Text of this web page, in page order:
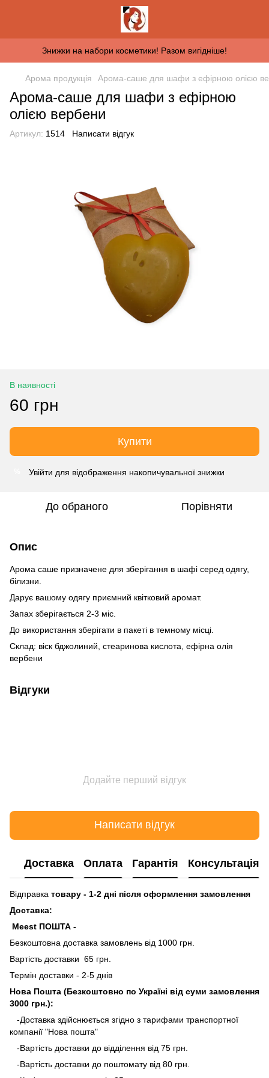
Знижки на набори косметики! Разом вигідніше!
Арома продукція Арома-саше для шафи з ефірною олією
Арома-саше для шафи з ефірною
олією вербени
Артикул: 1514 Написати відгук
В наявності
60 грн
Купити
Увійти для відображення накопичувальної знижки
До обраного Порівняти
Опис
Арома саше призначене для зберігання в шафі серед одягу,
білизни.
Дарує вашому одягу приємний квітковий аромат.
Запах зберігається 2-3 міс.
До використання зберігати в пакеті в темному місці.
Склад: віск бджолиний, стеаринова кислота, ефірна олія
вербени
Відгуки
Додайте перший відгук
Написати відгук
Доставка Оплата Гарантія Консультація
Відправка товару - 1-2 дні після оформлення замовлення
Доставка:
Meest ПОШТА -
Безкоштовна доставка замовлень від 1000 грн.
Вартість доставки 65 грн.
Термін доставки - 2-5 днів
Нова Пошта (Безкоштовно по Україні від суми замовлення
3000 грн.):
-Доставка здійснюється згідно з тарифами транспортної
компанії "Нова пошта"
-Вартість доставки до відділення від 75 грн.
-Вартість доставки до поштомату від 80 грн.